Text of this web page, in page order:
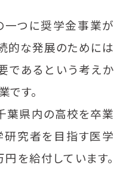
一つに奨学金事業が
的な発展のためには
であるという考えか
です。
葉県内の高校を卒業
研究者を目指す医学
を給付しています。